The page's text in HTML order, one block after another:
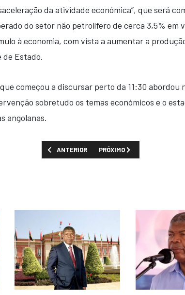
da atividade económica”, que será
do setor não petrolífero de cerca 3,5% em
à economia, com vista a aumentar a
de Estado.
começou a discursar perto da 11:30 abordou
sobretudo os temas económicos e o
angolanas.
ARTIGO ANTERIOR: TODOS OS ANOS ANGOLA
ANTERIOR PRÓXIMO ARTIGO: MORREU
PRÓXIMO